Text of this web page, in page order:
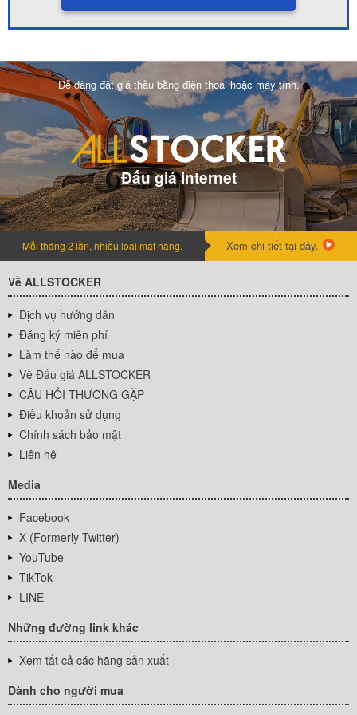
Dễ dàng đặt giá thầu bằng điện thoại hoặc máy tính.
Đấu giá internet
Mỗi tháng 2 lần, nhiều loai mặt hàng. Xem chi tiết tại đây.
Về ALLSTOCKER
Dịch vụ hướng dẫn
Đăng ký miễn phí
Làm thế nào để mua
Về Đấu giá ALLSTOCKER
CÂU HỎI THƯỜNG GẶP
Điều khoản sử dụng
Chính sách bảo mật
Liên hệ
Media
Facebook
X (Formerly Twitter)
YouTube
TikTok
LINE
Những đường link khác
Xem tất cả các hãng sản xuất
Dành cho người mua